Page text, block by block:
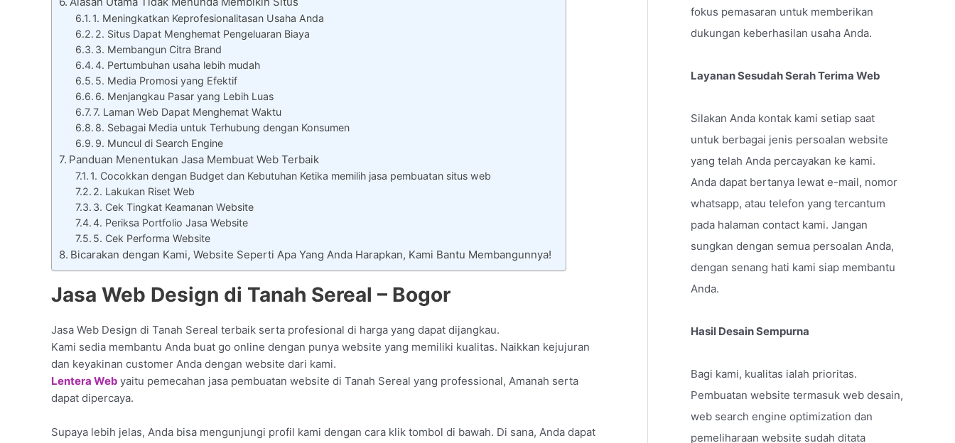
1. Meningkatkan Keprofesionalitasan Usaha Anda
2. Situs Dapat Menghemat Pengeluaran Biaya
3. Membangun Citra Brand
4. Pertumbuhan usaha lebih mudah
5. Media Promosi yang Efektif
6. Menjangkau Pasar yang Lebih Luas
7. Laman Web Dapat Menghemat Waktu
8. Sebagai Media untuk Terhubung dengan Konsumen
9. Muncul di Search Engine
Panduan Menentukan Jasa Membuat Web Terbaik
1. Cocokkan dengan Budget dan Kebutuhan Ketika memilih jasa pembuatan situs web
2. Lakukan Riset Web
3. Cek Tingkat Keamanan Website
4. Periksa Portfolio Jasa Website
5. Cek Performa Website
Bicarakan dengan Kami, Website Seperti Apa Yang Anda Harapkan, Kami Bantu Membangunnya!
Jasa Web Design di Tanah Sereal – Bogor
Jasa Web Design di Tanah Sereal terbaik serta profesional di harga yang dapat dijangkau.
Kami sedia membantu Anda buat go online dengan punya website yang memiliki kualitas. Naikkan kejujuran
dan keyakinan customer Anda dengan website dari kami.
Lentera Web yaitu pemecahan jasa pembuatan website di Tanah Sereal yang professional, Amanah serta
dapat dipercaya.
Supaya lebih jelas, Anda bisa mengunjungi profil kami dengan cara klik tombol di bawah. Di sana, Anda dapat
fokus pemasaran untuk memberikan
dukungan keberhasilan usaha Anda.
Layanan Sesudah Serah Terima Web
Silakan Anda kontak kami setiap saat
untuk berbagai jenis persoalan website
yang telah Anda percayakan ke kami.
Anda dapat bertanya lewat e-mail, nomor
whatsapp, atau telefon yang tercantum
pada halaman contact kami. Jangan
sungkan dengan semua persoalan Anda,
dengan senang hati kami siap membantu
Anda.
Hasil Desain Sempurna
Bagi kami, kualitas ialah prioritas.
Pembuatan website termasuk web desain,
web search engine optimization dan
pemeliharaan website sudah ditata